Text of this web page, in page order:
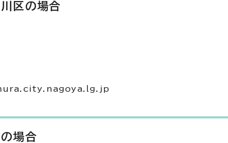
川区の場合
の場合